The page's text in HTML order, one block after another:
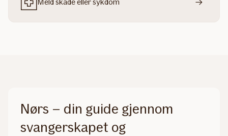
Nørs – din guide gjennom
svangerskapet og